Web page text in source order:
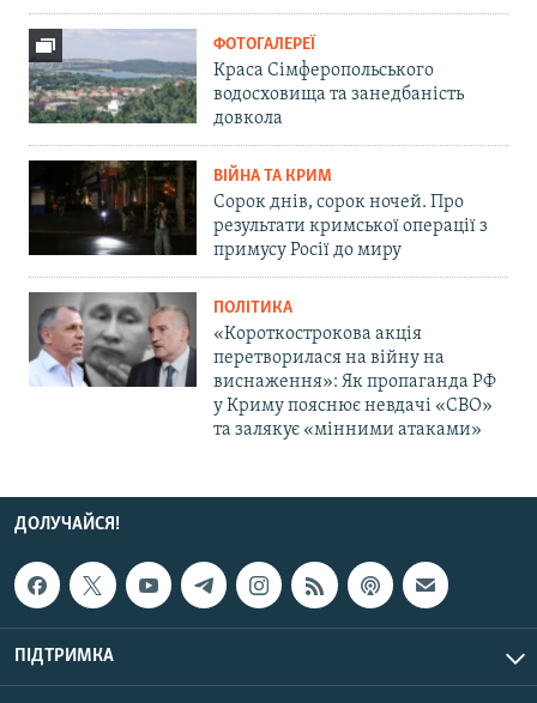
ФОТОГАЛЕРЕЇ
Краса Сімферопольського
водосховища та занедбаність
довкола
ВІЙНА ТА КРИМ
Сорок днів, сорок ночей. Про
результати кримської операції з
примусу Росії до миру
ПОЛІТИКА
«Короткострокова акція
перетворилася на війну на
виснаження»: Як пропаганда РФ
у Криму пояснює невдачі «СВО»
та залякує «мінними атаками»
ДОЛУЧАЙСЯ!
ПІДТРИМКА